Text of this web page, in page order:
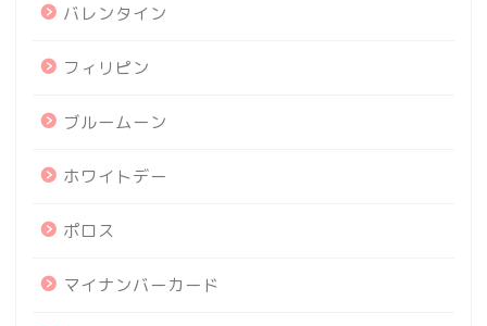
バレンタイン
フィリピン
ブルームーン
ホワイトデー
ポロス
マイナンバーカード